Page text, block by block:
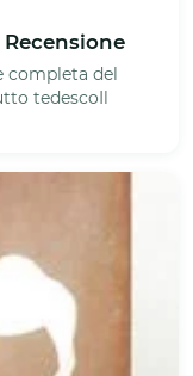
completa del
tedescoIl